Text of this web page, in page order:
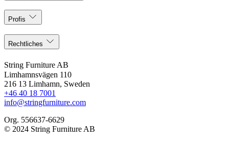
Profis
Rechtliches
String Furniture AB
Limhamnsvägen 110
216 13 Limhamn, Sweden
+46 40 18 7001
info@stringfurniture.com
Org. 556637-6629
© 2024 String Furniture AB